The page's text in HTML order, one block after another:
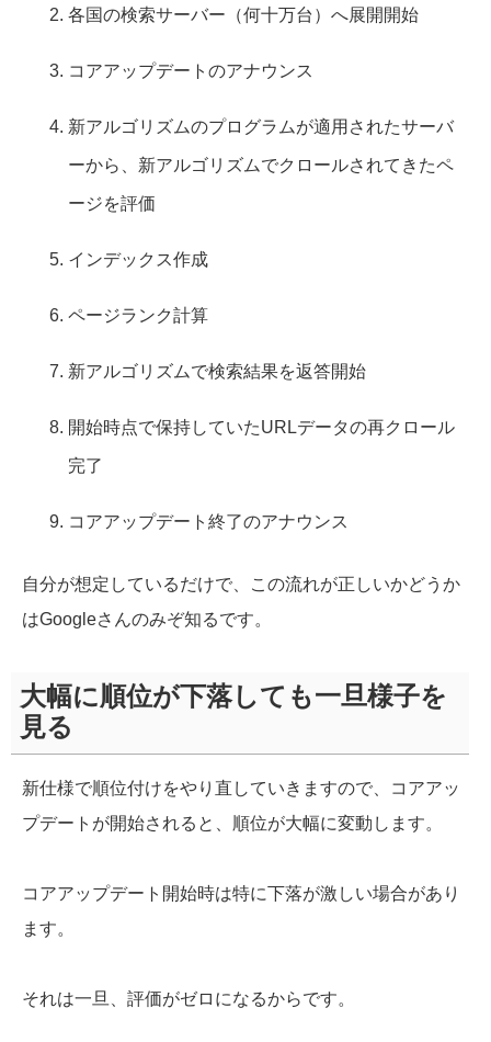
各国の検索サーバー（何十万台）へ展開開始
コアアップデートのアナウンス
新アルゴリズムのプログラムが適用されたサーバ
ーから、新アルゴリズムでクロールされてきたペ
ージを評価
インデックス作成
ページランク計算
新アルゴリズムで検索結果を返答開始
開始時点で保持していたURLデータの再クロール
完了
コアアップデート終了のアナウンス
自分が想定しているだけで、この流れが正しいかどうか
はGoogleさんのみぞ知るです。
大幅に順位が下落しても一旦様子を
見る
新仕様で順位付けをやり直していきますので、コアアッ
プデートが開始されると、順位が大幅に変動します。
コアアップデート開始時は特に下落が激しい場合があり
ます。
それは一旦、評価がゼロになるからです。